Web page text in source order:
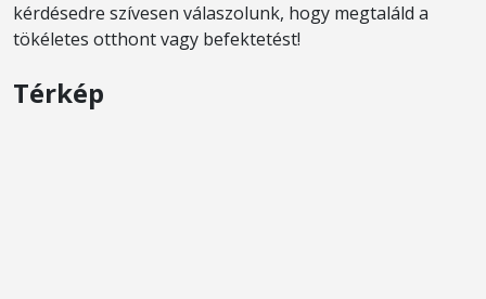
kérdésedre szívesen válaszolunk, hogy megtaláld a
tökéletes otthont vagy befektetést!
Térkép